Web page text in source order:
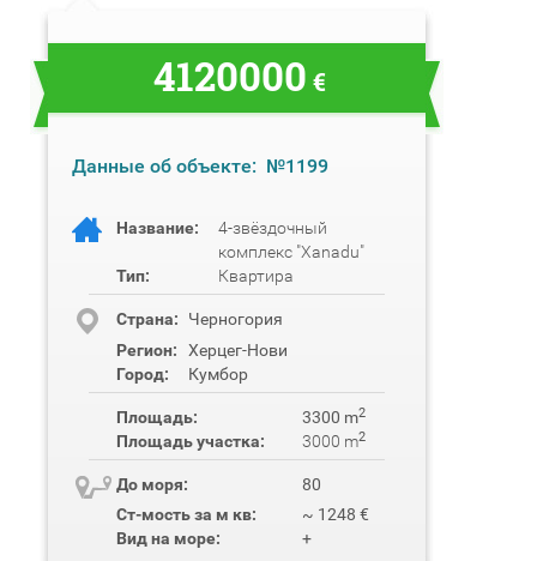
4120000 €
Данные об объекте: №1199
Название:
4-звёздочный
комплекс "Xanadu"
Тип:
Квартира
Cтрана:
Черногория
Регион:
Херцег-Нови
Город:
Кумбор
Площадь: 3300 m2
Площадь участка: 3000 m2
До моря:
80
Ст-мость за м кв:
~ 1248 €
Вид на море:
+